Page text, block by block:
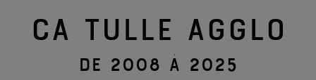
CA TULLE AGGLO
DE 2008 À 2025